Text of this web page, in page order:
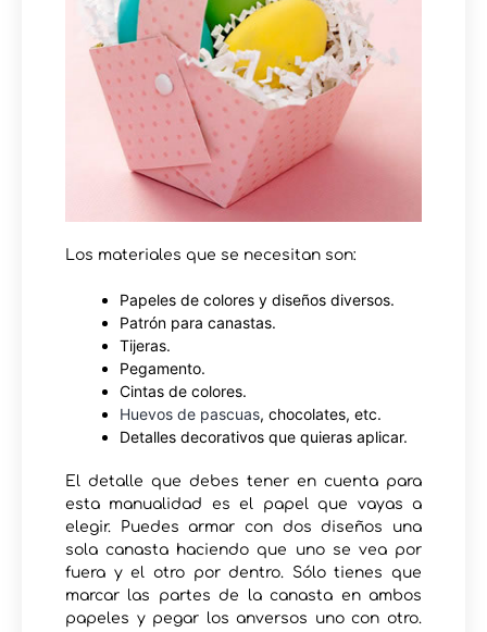
Los materiales que se necesitan son:
Papeles de colores y diseños diversos.
Patrón para canastas.
Tijeras.
Pegamento.
Cintas de colores.
Huevos de pascuas, chocolates, etc.
Detalles decorativos que quieras aplicar.
El detalle que debes tener en cuenta para
esta manualidad es el papel que vayas a
elegir. Puedes armar con dos diseños una
sola canasta haciendo que uno se vea por
fuera y el otro por dentro. Sólo tienes que
marcar las partes de la canasta en ambos
papeles y pegar los anversos uno con otro.